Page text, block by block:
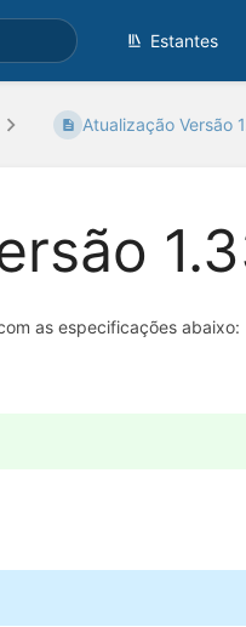
Estantes
Atualização Versão
as especificações abaixo: